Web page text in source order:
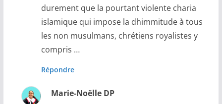
durement que la pourtant violente charia
islamique qui impose la dhimmitude à tous
les non musulmans, chrétiens royalistes y
compris …
Répondre
Marie-Noëlle DP